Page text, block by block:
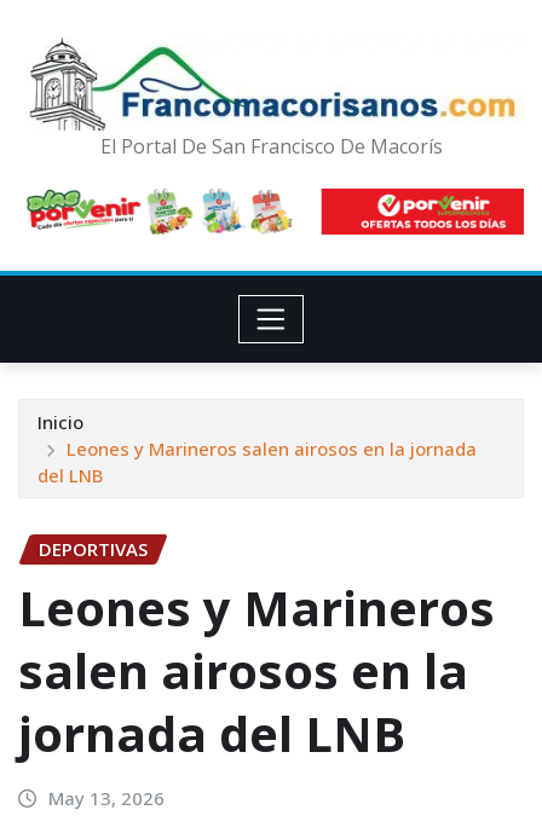
El Portal De San Francisco De Macorís
Inicio
Leones y Marineros salen airosos en la jornada
del LNB
DEPORTIVAS
Leones y Marineros
salen airosos en la
jornada del LNB
May 13, 2026